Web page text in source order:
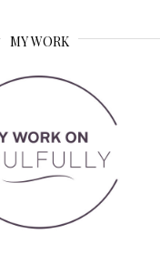
MY WORK